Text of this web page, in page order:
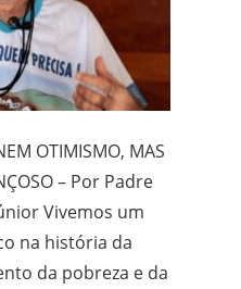
OTIMISMO, MAS
– Por Padre
Vivemos um
na história da
da pobreza e da